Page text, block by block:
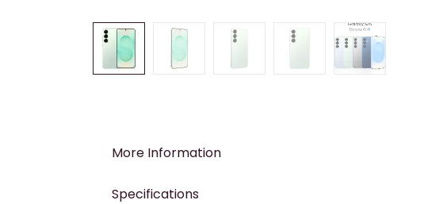
More Information
Specifications